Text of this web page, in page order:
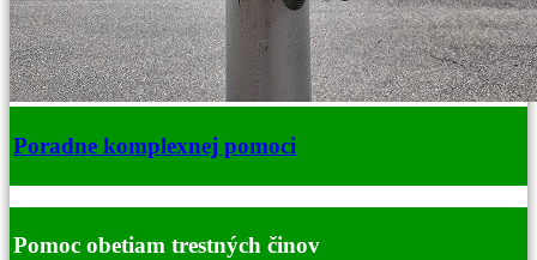
Poradne komplexnej pomoci
Pomoc obetiam trestných činov